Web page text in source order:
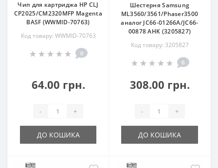
Чип для картриджа HP CLJ
CP2025/CM2320MFP Magenta
BASF (WWMID-70763)
Код товару: WWMID-70763
0
64.00 грн.
- +
ДО КОШИКА
Шестерня Samsung
ML3560/3561/Phaser3500
аналог JC66-01266A/JC66-
00878 AHK (3205827)
Код товару: 3205827
0
308.00 грн.
- +
ДО КОШИКА